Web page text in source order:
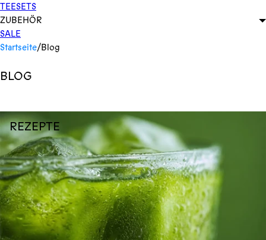
TEESETS
ZUBEHÖR
SALE
Startseite/Blog
BLOG
REZEPTE